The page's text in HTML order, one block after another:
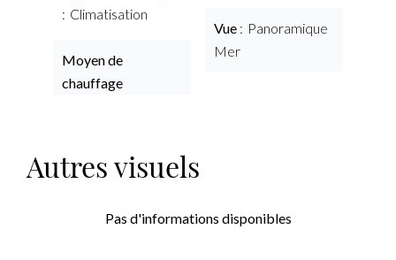
Climatisation
Moyen de
chauffage
Vue
Panoramique
Mer
Autres visuels
Pas d'informations disponibles